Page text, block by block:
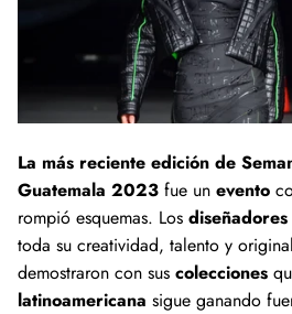
Welcome to the
A space where we
other to unlock our
33:3 isn't simply about
collective
View Full
La más reciente edición de
Guatemala 2023 fue un evento
rompió esquemas. Los diseñadores
toda su creatividad, talento y
demostraron con sus colecciones
latinoamericana sigue ganando